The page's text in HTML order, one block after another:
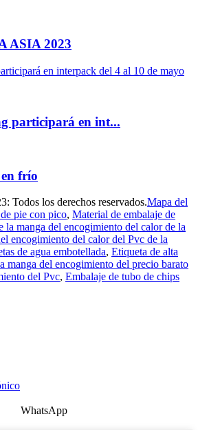
ASIA 2023
participará en int...
frío
Todos los derechos reservados.Mapa del
pie con pico, Material de embalaje de
la manga del encogimiento del calor de la
encogimiento del calor del Pvc de la
de agua embotellada, Etiqueta de alta
manga del encogimiento del precio barato
del Pvc, Embalaje de tubo de chips
WhatsApp